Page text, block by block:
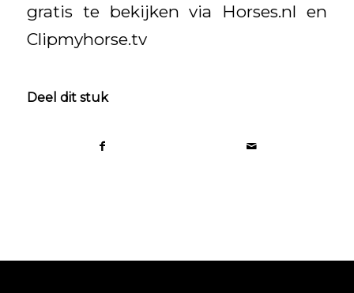
gratis te bekijken via Horses.nl en
Clipmyhorse.tv
Deel dit stuk